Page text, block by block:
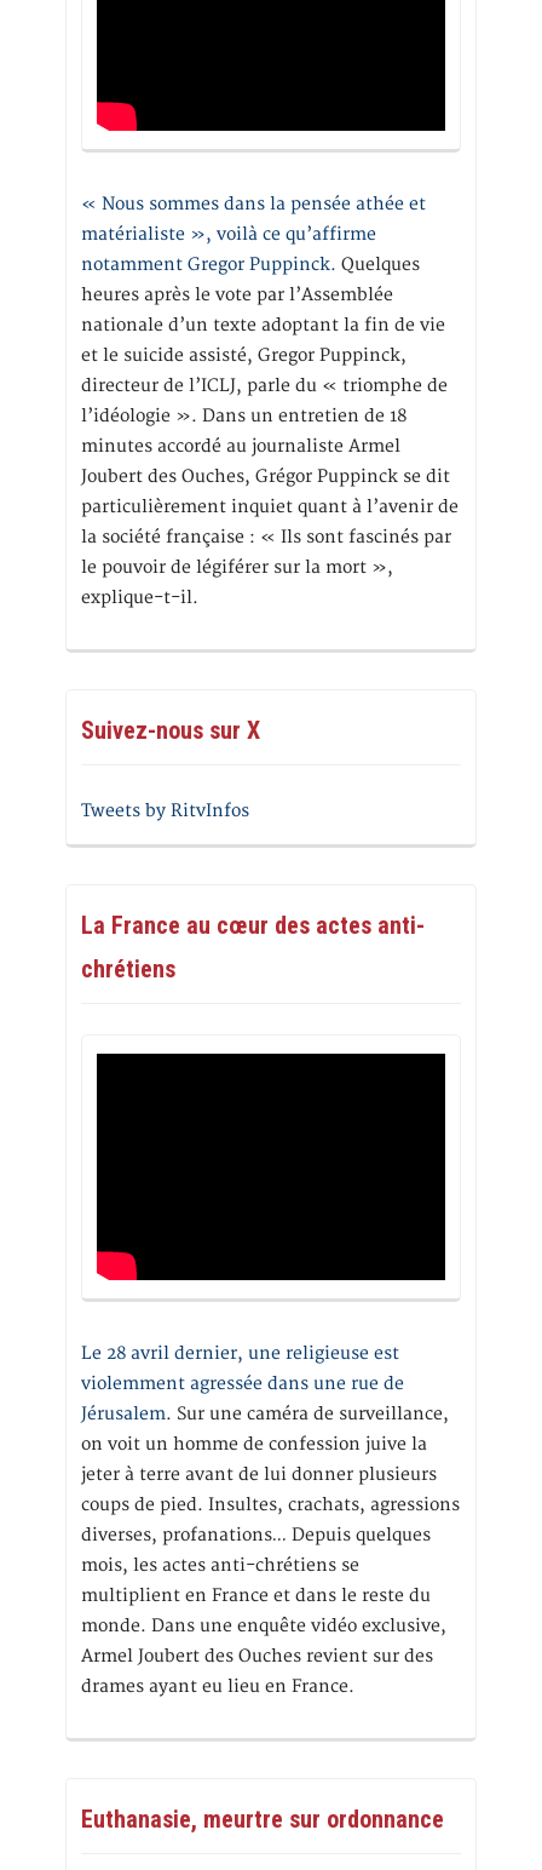
« Nous sommes dans la pensée athée et
matérialiste », voilà ce qu’affirme
notamment Gregor Puppinck. Quelques
heures après le vote par l’Assemblée
nationale d’un texte adoptant la fin de vie
et le suicide assisté, Gregor Puppinck,
directeur de l’ICLJ, parle du « triomphe de
l’idéologie ». Dans un entretien de 18
minutes accordé au journaliste Armel
Joubert des Ouches, Grégor Puppinck se dit
particulièrement inquiet quant à l’avenir de
la société française : « Ils sont fascinés par
le pouvoir de légiférer sur la mort »,
explique-t-il.
Suivez-nous sur X
Tweets by RitvInfos
La France au cœur des actes anti-
chrétiens
Le 28 avril dernier, une religieuse est
violemment agressée dans une rue de
Jérusalem. Sur une caméra de surveillance,
on voit un homme de confession juive la
jeter à terre avant de lui donner plusieurs
coups de pied. Insultes, crachats, agressions
diverses, profanations… Depuis quelques
mois, les actes anti-chrétiens se
multiplient en France et dans le reste du
monde. Dans une enquête vidéo exclusive,
Armel Joubert des Ouches revient sur des
drames ayant eu lieu en France.
Euthanasie, meurtre sur ordonnance